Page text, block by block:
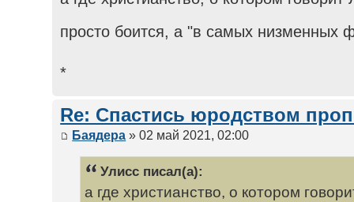
просто боится, а "в самых низменных
*
Re: Спастись юродством
Баядера » 02 май 2021, 02:00
Улисс писал(а):
а где христианство, о котором